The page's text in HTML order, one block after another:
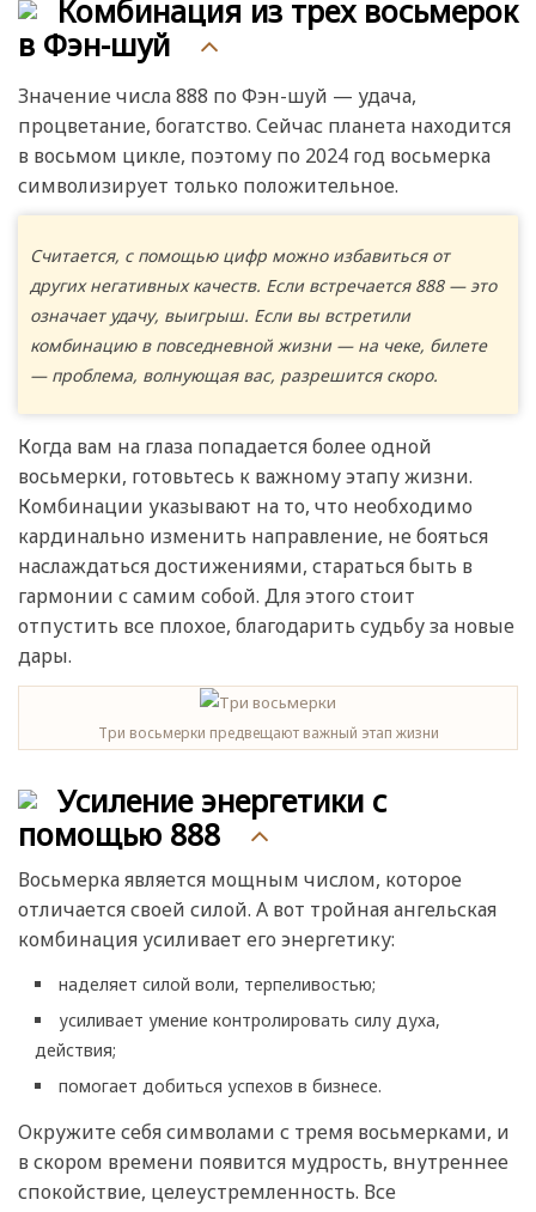
Комбинация из трех восьмерок
в Фэн-шуй
Значение числа 888 по Фэн-шуй — удача,
процветание, богатство. Сейчас планета находится
в восьмом цикле, поэтому по 2024 год восьмерка
символизирует только положительное.
Считается, с помощью цифр можно избавиться от
других негативных качеств. Если встречается 888 — это
означает удачу, выигрыш. Если вы встретили
комбинацию в повседневной жизни — на чеке, билете
— проблема, волнующая вас, разрешится скоро.
Когда вам на глаза попадается более одной
восьмерки, готовьтесь к важному этапу жизни.
Комбинации указывают на то, что необходимо
кардинально изменить направление, не бояться
наслаждаться достижениями, стараться быть в
гармонии с самим собой. Для этого стоит
отпустить все плохое, благодарить судьбу за новые
дары.
Три восьмерки предвещают важный этап жизни
Усиление энергетики с
помощью 888
Восьмерка является мощным числом, которое
отличается своей силой. А вот тройная ангельская
комбинация усиливает его энергетику:
наделяет силой воли, терпеливостью;
усиливает умение контролировать силу духа,
действия;
помогает добиться успехов в бизнесе.
Окружите себя символами с тремя восьмерками, и
в скором времени появится мудрость, внутреннее
спокойствие, целеустремленность. Все